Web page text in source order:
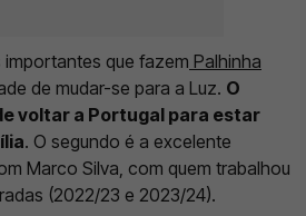
que fazem Palhinha
de mudar-se para a Luz. O
voltar a Portugal para estar
. O segundo é a excelente
Marco Silva, com quem trabalhou
(2022/23 e 2023/24).